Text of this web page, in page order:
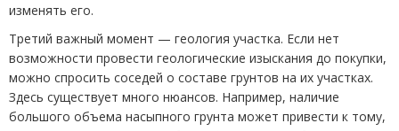
изменять его.
Третий важный момент — геология участка. Если нет
возможности провести геологические изыскания до покупки,
можно спросить соседей о составе грунтов на их участках.
Здесь существует много нюансов. Например, наличие
большого объeма насыпного грунта может привести к тому,